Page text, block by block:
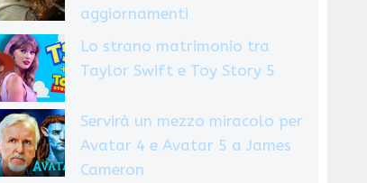
aggiornamenti
Lo strano matrimonio tra
Taylor Swift e Toy Story 5
Servirà un mezzo miracolo per
Avatar 4 e Avatar 5 a James
Cameron